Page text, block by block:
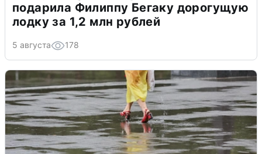
подарила Филиппу Бегаку дорогущую
лодку за 1,2 млн рублей
5 августа 178